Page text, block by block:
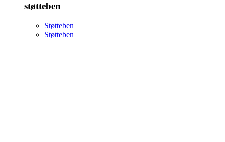
støtteben
Støtteben
Støtteben